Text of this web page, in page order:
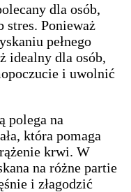
dla osób,
stres. Ponieważ
pełnego
idealny dla osób,
i uwolnić
polega na
która pomaga
krwi. W
na różne partie
i złagodzić